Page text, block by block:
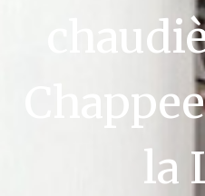
la